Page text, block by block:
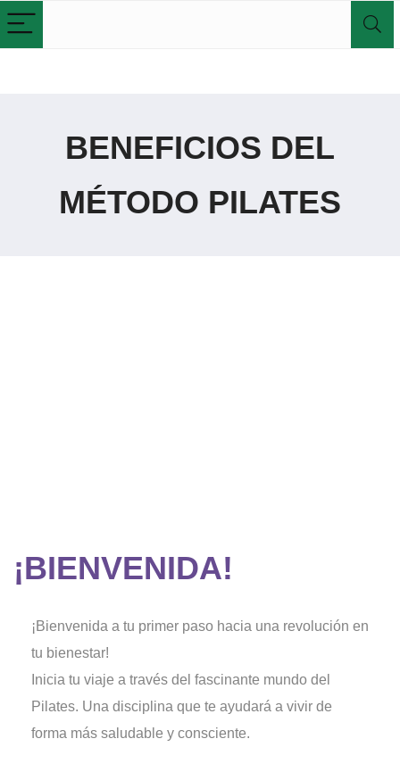
BENEFICIOS DEL
MÉTODO PILATES
¡BIENVENIDA!
¡Bienvenida a tu primer paso hacia una revolución en
tu bienestar!
Inicia tu viaje a través del fascinante mundo del
Pilates. Una disciplina que te ayudará a vivir de
forma más saludable y consciente.